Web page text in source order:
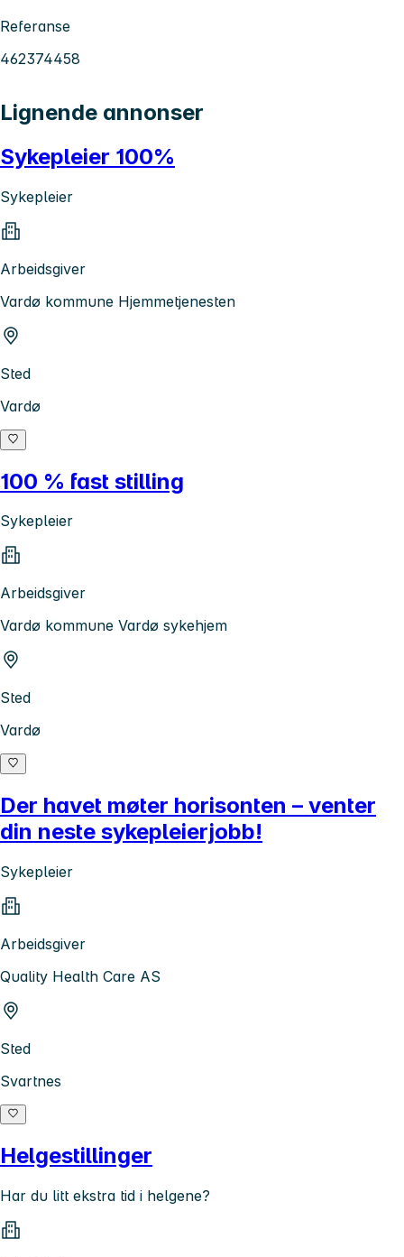
Referanse
462374458
Lignende annonser
Sykepleier 100%
Sykepleier
Arbeidsgiver
Vardø kommune Hjemmetjenesten
Sted
Vardø
100 % fast stilling
Sykepleier
Arbeidsgiver
Vardø kommune Vardø sykehjem
Sted
Vardø
Der havet møter horisonten – venter
din neste sykepleierjobb!
Sykepleier
Arbeidsgiver
Quality Health Care AS
Sted
Svartnes
Helgestillinger
Har du litt ekstra tid i helgene?